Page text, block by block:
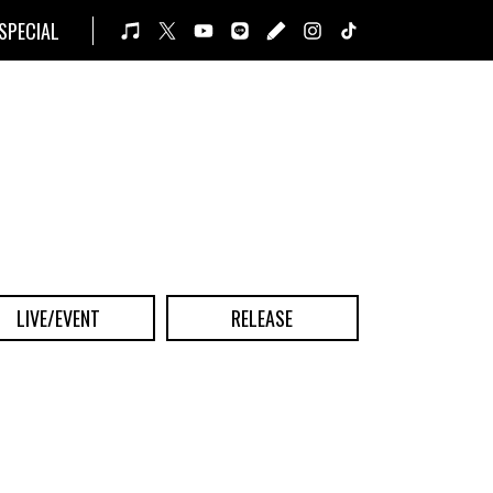
SPECIAL
LIVE/EVENT RELEASE